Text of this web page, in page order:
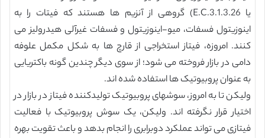
یا E.C.3.1.3.26) گروهی از آنزیم ها هستند که فیتات را به
اینوزیتول فسفات، میو-اینوزیتول و فسفات غیرآلی هیدرولیز می
کنند. امروزه، فیتاز استخراجی از قارچ ها به شکل مکمل علوفه
دامی در بازار فروخته می شود؛ از سوی دیگر چندین گونه باکتریایی
به عنوان پروبیوتیک ها استفاده شده اند.
ولیکن تا به امروز، سوشهای پروبیوتیک تولیدکننده فیتاز در بازار در
اختیار قرار نگرفته اند. ولیکن، یک سوش پروبیوتیک با فعالیت
فیتازی می تواند عملکرد دوبرابری را انجام بدهد و باعث تقویت بهره